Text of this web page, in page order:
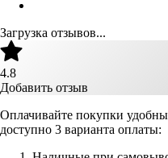
Загрузка отзывов...
4.8
Добавить отзыв
Оплачивайте покупки
доступно 3 варианта оплаты: